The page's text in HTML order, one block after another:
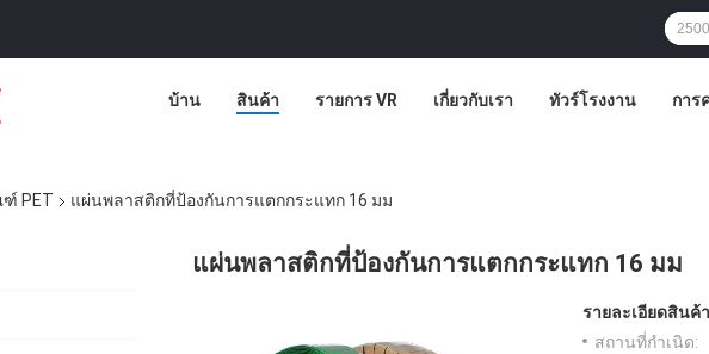
บ้าน สินค้า รายการ VR เกี่ยวกับเรา ทัวร์โรงงาน การ
PET แผ่นพลาสติกที่ป้องกันการแตกกระแทก 16 มม
แผ่นพลาสติกที่ป้องกันการแตกกระแทก 16 มม
รายละเอียดสินค้
สถานที่กำเนิด: